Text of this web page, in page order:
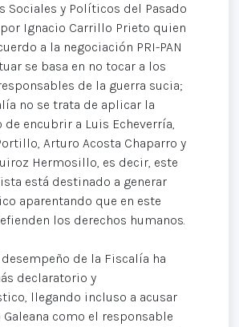
Sociales y Políticos del Pasado
Ignacio Carrillo Prieto quien
a la negociación PRI-PAN
se basa en no tocar a los
de la guerra sucia;
no se trata de aplicar la
encubrir a Luis Echeverría,
Arturo Acosta Chaparro y
Hermosillo, es decir, este
está destinado a generar
aparentando que en este
los derechos humanos.
desempeño de la Fiscalía ha
declaratorio y
llegando incluso a acusar
como el responsable